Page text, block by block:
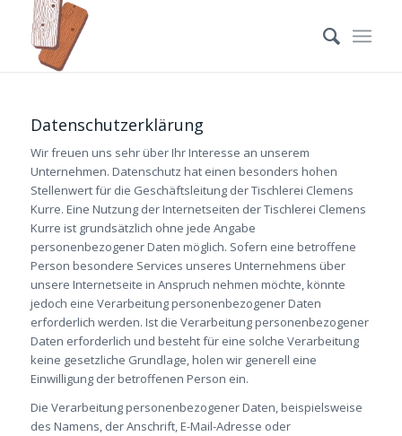
Datenschutzerklärung
Wir freuen uns sehr über Ihr Interesse an unserem
Unternehmen. Datenschutz hat einen besonders hohen
Stellenwert für die Geschäftsleitung der Tischlerei Clemens
Kurre. Eine Nutzung der Internetseiten der Tischlerei Clemens
Kurre ist grundsätzlich ohne jede Angabe
personenbezogener Daten möglich. Sofern eine betroffene
Person besondere Services unseres Unternehmens über
unsere Internetseite in Anspruch nehmen möchte, könnte
jedoch eine Verarbeitung personenbezogener Daten
erforderlich werden. Ist die Verarbeitung personenbezogener
Daten erforderlich und besteht für eine solche Verarbeitung
keine gesetzliche Grundlage, holen wir generell eine
Einwilligung der betroffenen Person ein.
Die Verarbeitung personenbezogener Daten, beispielsweise
des Namens, der Anschrift, E-Mail-Adresse oder